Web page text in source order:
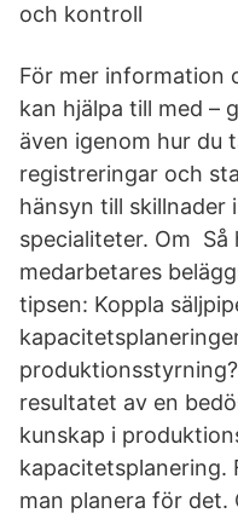
och kontroll
För mer information
kan hjälpa till med –
även igenom hur du
registreringar och
hänsyn till skillnader
specialiteter. Om Så
medarbetares
tipsen: Koppla
resultatet av en
kunskap i
kapacitetsplanering.
man planera för det.